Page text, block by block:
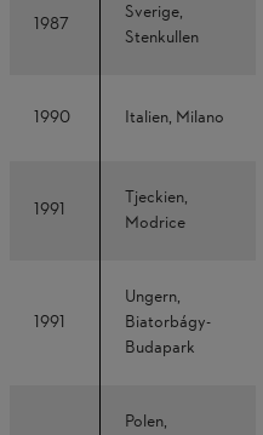
1987
Sverige,
Stenkullen
1990 Italien, Milano
1991
Tjeckien,
Modrice
1991
Ungern,
Biatorbágy-
Budapark
Polen,